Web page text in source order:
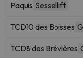
Paquis Sessellift
TCD10 des Boisses
TCD8 des Brévières